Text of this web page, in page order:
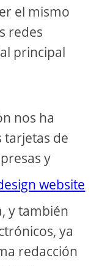
el mismo
redes
principal
nos ha
de
y
website
y también
ya
redacción